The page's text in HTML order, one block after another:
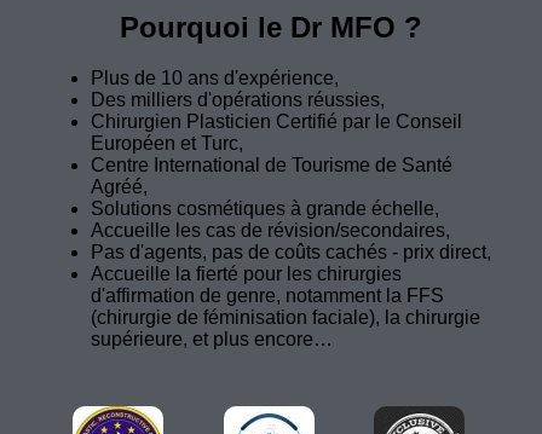
Pourquoi le Dr MFO ?
Plus de 10 ans d'expérience,
Des milliers d'opérations réussies,
Chirurgien Plasticien Certifié par le Conseil
Européen et Turc,
Centre International de Tourisme de Santé
Agréé,
Solutions cosmétiques à grande échelle,
Accueille les cas de révision/secondaires,
Pas d'agents, pas de coûts cachés - prix direct,
Accueille la fierté pour les chirurgies
d'affirmation de genre, notamment la FFS
(chirurgie de féminisation faciale), la chirurgie
supérieure, et plus encore…